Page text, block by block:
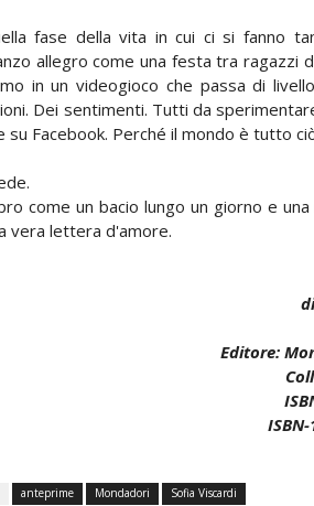
fase della vita in cui ci si fanno
allegro come una festa tra ragazzi
in un videogioco che passa di
Dei sentimenti. Tutti da
su Facebook. Perché il mondo è tutto
come un bacio lungo un giorno e
vera lettera d'amore.
Editore:
anteprime Mondadori Sofia Viscardi